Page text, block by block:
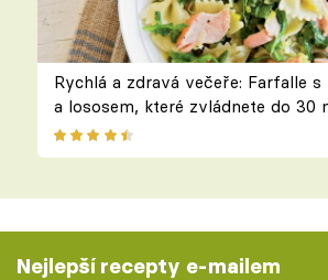
Rychlá a zdravá večeře: Farfalle s
a lososem, které zvládnete do 30
Nejlepší recepty e-mailem